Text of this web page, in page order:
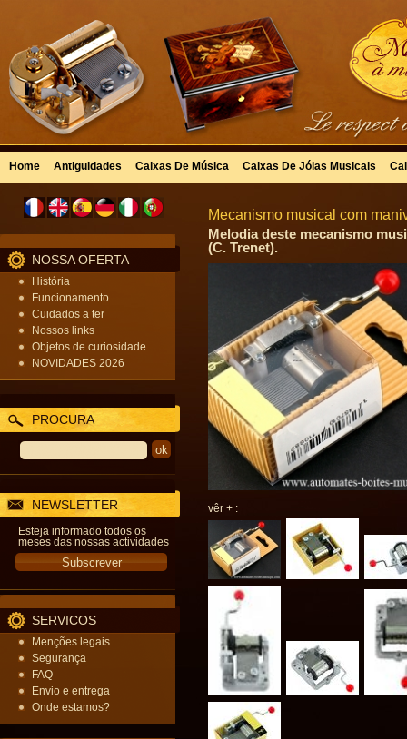
Home Antiguidades Caixas De Música Caixas De Jóias Musicais
NOSSA OFERTA
História
Funcionamento
Cuidados a ter
Nossos links
Objetos de curiosidade
NOVIDADES 2026
PROCURA
NEWSLETTER
Esteja informado todos os
meses das nossas actividades
SERVICOS
Menções legais
Segurança
FAQ
Envio e entrega
Onde estamos?
Mecanismo musical com
Melodia deste mecanismo
(C. Trenet).
vêr + :